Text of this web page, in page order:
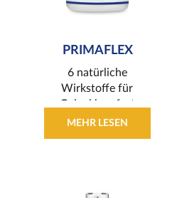
PRIMAFLEX
6 natürliche
Wirkstoffe für
Gelenkkomfort
MEHR LESEN